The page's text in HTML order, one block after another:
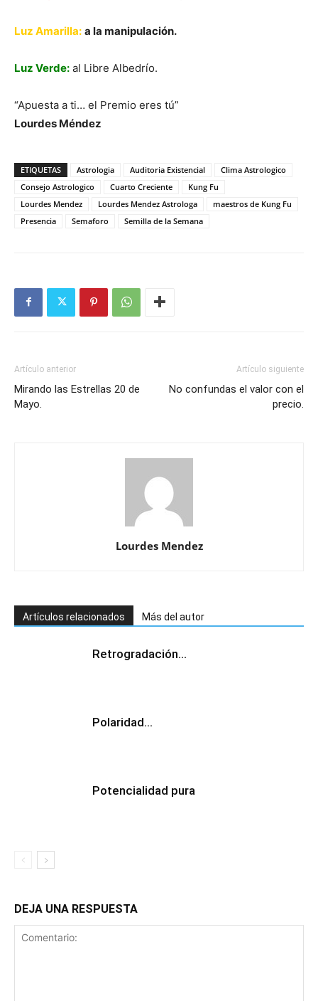
Luz Amarilla: a la manipulación.
Luz Verde: al Libre Albedrío.
“Apuesta a ti… el Premio eres tú”
Lourdes Méndez
ETIQUETAS Astrologia Auditoria Existencial
Clima Astrologico
Consejo Astrologico
Cuarto Creciente
Kung Fu
Lourdes Mendez
Lourdes Mendez Astrologa
maestros de Kung Fu
Presencia
Semaforo Semilla de la Semana
Artículo anterior
Mirando las Estrellas 20 de
Mayo.
Artículo siguiente
No confundas el valor con el
precio.
Lourdes Mendez
Artículos relacionados Más del autor
Retrogradación…
Polaridad…
Potencialidad pura
DEJA UNA RESPUESTA